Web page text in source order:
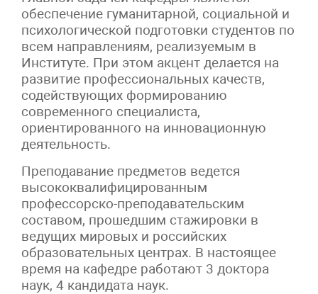
обеспечение гуманитарной, социальной и
психологической подготовки студентов по
всем направлениям, реализуемым в
Институте. При этом акцент делается на
развитие профессиональных качеств,
содействующих формированию
современного специалиста,
ориентированного на инновационную
деятельность.
Преподавание предметов ведется
высококвалифицированным
профессорско-преподавательским
составом, прошедшим стажировки в
ведущих мировых и российских
образовательных центрах. В настоящее
время на кафедре работают 3 доктора
наук, 4 кандидата наук.